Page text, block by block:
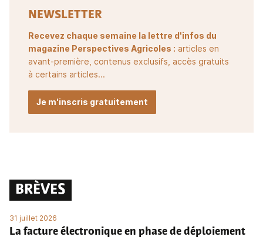
NEWSLETTER
Recevez chaque semaine la lettre d'infos du
magazine Perspectives Agricoles : articles en
avant-première, contenus exclusifs, accès gratuits
à certains articles...
Je m'inscris gratuitement
BRÈVES
31 juillet 2026
La facture électronique en phase de déploiement